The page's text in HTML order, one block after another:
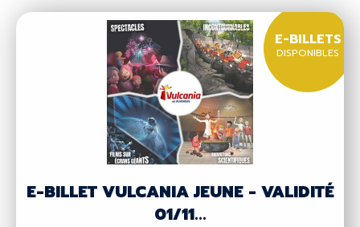
E-BILLET VULCANIA JEUNE - VALIDITÉ
01/11...
E-BILLETS
DISPONIBLES